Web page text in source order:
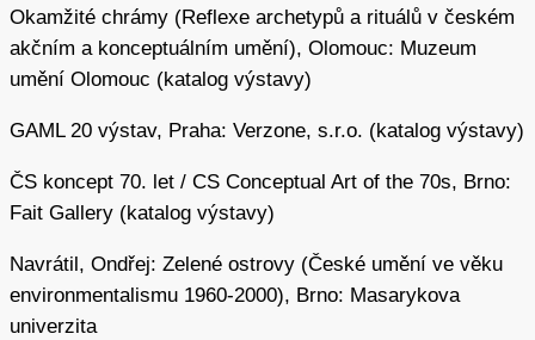
a emočních stavů, kdy se tělo má – podobně jako počasí
– neustále proměňovat ve vztahu ke svému
momentálnímu prostředí. Metoda vcítění se do krajiny
principům hlubinné ekologie.
Šejn ovšem pokračoval i v tvorbě videí, fotografií,
bioskulptur nebo ohnivých sérií a výrazně rozvíjel motiv
noření se do vodního živlu. Jeho filmy Sv. Anna I
Sv.
Anna II
z let 2000 a 2003 jsou záznamem noční
performance, kde pozorujeme neurčitou světelnou figuru
Okamžité chrámy (Reflexe archetypů a rituálů v českém
akčním a konceptuálním umění), Olomouc: Muzeum
umění Olomouc (katalog výstavy)
GAML 20 výstav, Praha: Verzone, s.r.o. (katalog výstavy)
ČS koncept 70. let / CS Conceptual Art of the 70s, Brno:
Fait Gallery (katalog výstavy)
Navrátil, Ondřej: Zelené ostrovy (České umění ve věku
environmentalismu 1960-2000), Brno: Masarykova
univerzita